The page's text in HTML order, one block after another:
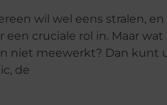
wil wel eens stralen,
een cruciale rol in. Maar
niet meewerkt? Dan kunt
de